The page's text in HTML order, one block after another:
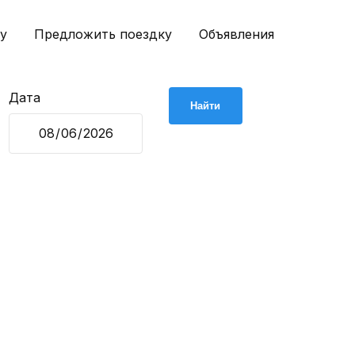
Предложить поездку Объявления
Дата